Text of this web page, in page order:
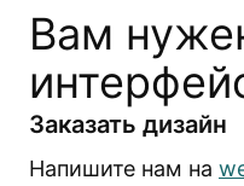
Вам
Заказать дизайн
Напишите нам на